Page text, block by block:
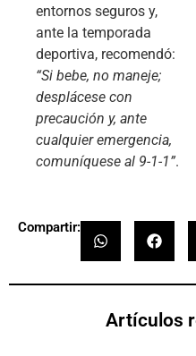
entornos seguros y,
ante la temporada
deportiva, recomendó:
“Si bebe, no maneje;
desplácese con
precaución y, ante
cualquier emergencia,
comuníquese al 9-1-1”.
Compartir:
Artículos